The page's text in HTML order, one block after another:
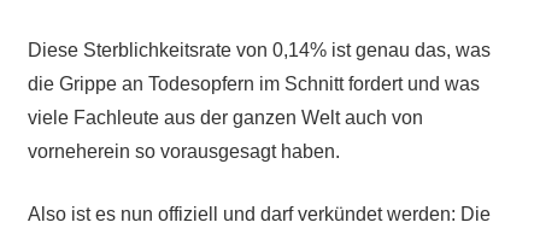
Diese Sterblichkeitsrate von 0,14% ist genau das, was
die Grippe an Todesopfern im Schnitt fordert und was
viele Fachleute aus der ganzen Welt auch von
vorneherein so vorausgesagt haben.
Also ist es nun offiziell und darf verkündet werden: Die